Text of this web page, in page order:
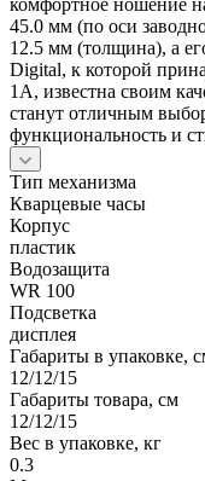
45.0 мм (по оси
12.5 мм (толщина), а
Digital, к которой
1A, известна своим
станут отличным
функциональность и
Тип механизма
Кварцевые часы
Корпус
пластик
Водозащита
WR 100
Подсветка
дисплея
Габариты в упаковке,
12/12/15
Габариты товара, см
12/12/15
Вес в упаковке, кг
0.3